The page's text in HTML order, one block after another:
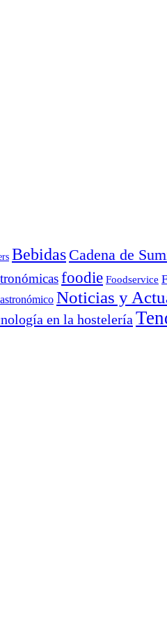
Bebidas Cadena de
foodie Foodservice
Noticias y
en la hostelería